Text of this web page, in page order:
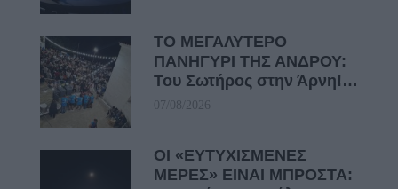
ΤΟ ΜΕΓΑΛΥΤΕΡΟ
ΠΑΝΗΓΥΡΙ ΤΗΣ ΑΝΔΡΟΥ:
Του Σωτήρος στην Άρνη!…
07/08/2026
ΟΙ «ΕΥΤΥΧΙΣΜΕΝΕΣ
ΜΕΡΕΣ» ΕΙΝΑΙ ΜΠΡΟΣΤΑ: